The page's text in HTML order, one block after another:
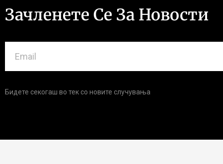
Зачленете Се За Новости
Бидете секогаш во тек со новите случувања